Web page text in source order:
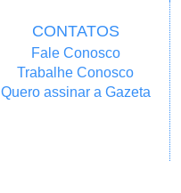
CONTATOS
Fale Conosco
Trabalhe Conosco
Quero assinar a Gazeta